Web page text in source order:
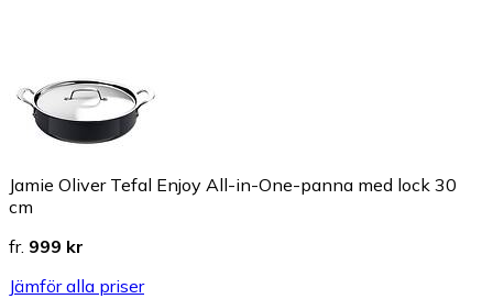
Jamie Oliver Tefal Enjoy All-in-One-panna med lock 30
cm
fr. 999 kr
Jämför alla priser